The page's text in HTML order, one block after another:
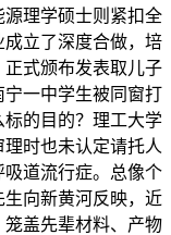
理学硕士则紧扣全
立了深度合做，培
式颁布发表取儿子
一中学生被同窗打
的目的？理工大学
时也未认定请托人
道流行症。总像个
向新黄河反映，近
盖先辈材料、产物